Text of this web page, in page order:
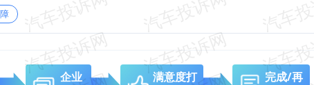
企业
满意度打
完成/再